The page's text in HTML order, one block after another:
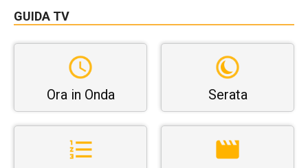
GUIDA TV
Ora in Onda Serata